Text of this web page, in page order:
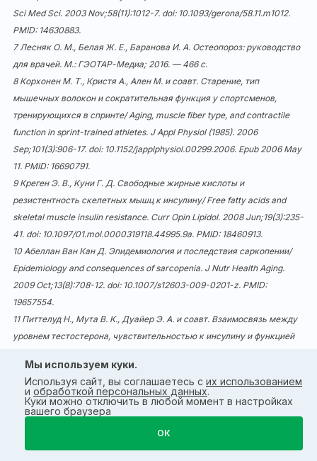
Sci Med Sci. 2003 Nov;58(11):1012-7. doi: 10.1093/gerona/58.11.m1012.
PMID: 14630883.
7 Лесняк О. М., Белая Ж. Е., Баранова И. А. Остеопороз: руководство
для врачей. М.: ГЭОТАР-Медиа; 2016. — 466 с.
8 Корхонен М. Т., Кристя А., Ален М. и соавт. Старение, тип
мышечных волокон и сократительная функция у спортсменов,
тренирующихся в спринте/ Aging, muscle fiber type, and contractile
function in sprint-trained athletes. J Appl Physiol (1985). 2006
Sep;101(3):906-17. doi: 10.1152/japplphysiol.00299.2006. Epub 2006 May
11. PMID: 16690791.
9 Креген Э. В., Куни Г. Д. Свободные жирные кислоты и
резистентность скелетных мышц к инсулину/ Free fatty acids and
skeletal muscle insulin resistance. Curr Opin Lipidol. 2008 Jun;19(3):235-
41. doi: 10.1097/01.mol.0000319118.44995.9a. PMID: 18460913.
10 Абеллан Ван Кан Д. Эпидемиология и последствия саркопении/
Epidemiology and consequences of sarcopenia. J Nutr Health Aging.
2009 Oct;13(8):708-12. doi: 10.1007/s12603-009-0201-z. PMID:
19657554.
11 Питтелуд Н., Мута В. К., Дуайер Э. А. и соавт. Взаимосвязь между
уровнем тестостерона, чувствительностью к инсулину и функцией
insulin sensitivity, and mitochondrial function in men. Diabetes Care.
2005 Jul;28(7):1636-42. doi:10.2337/diacare.28.7.1636. PMID: 15983313.
12 Гил Т. А., Гейсенс П. П., Винкенс Б. Показатели биодоступности
сывороточного тестостерона и эстрадиола и их взаимосвязь с
мышечной массой, мышечной силой и минеральной плотностью
Мы используем куки.
Используя сайт, вы соглашаетесь с их использованием
и обработкой персональных данных.
Куки можно отключить в любой момент в настройках
вашего браузера
ОК